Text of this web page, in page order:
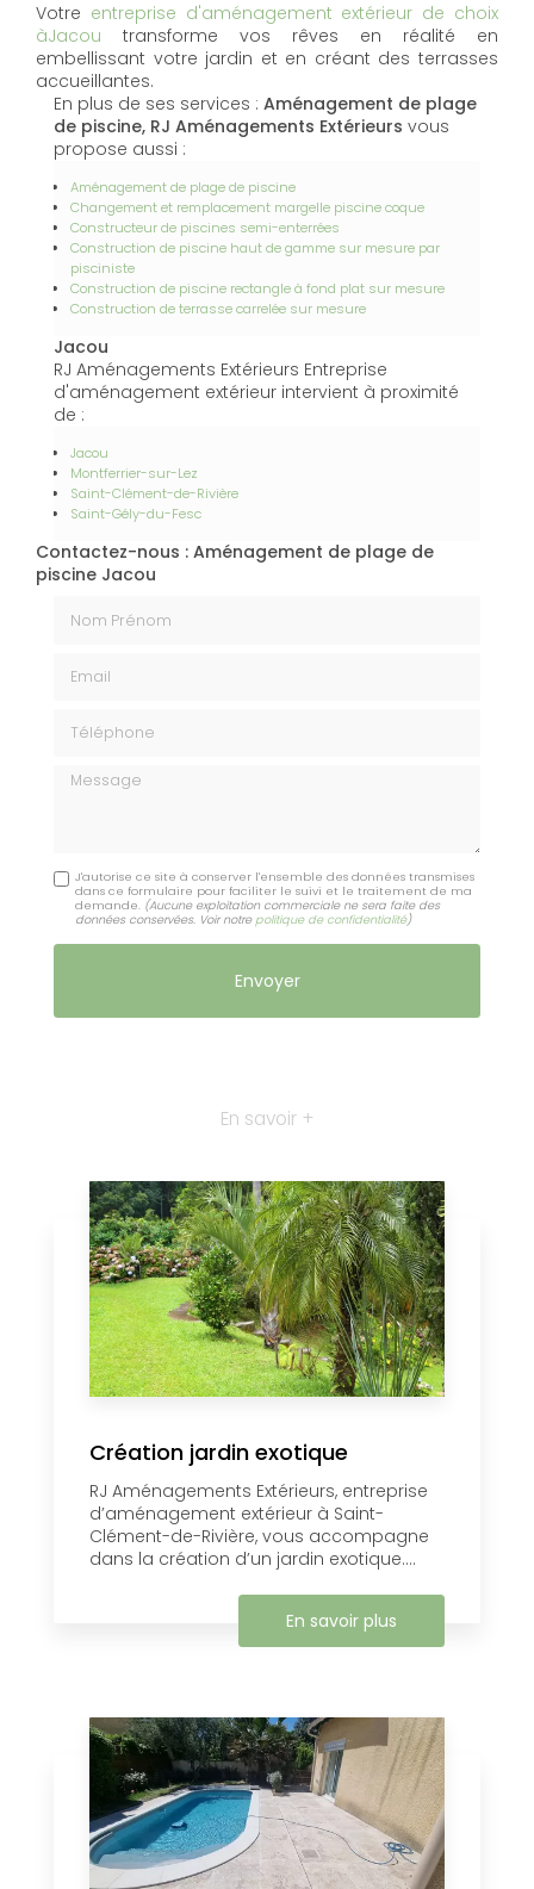
Votre entreprise d'aménagement extérieur de choix
àJacou transforme vos rêves en réalité en
embellissant votre jardin et en créant des terrasses
accueillantes.
En plus de ses services : Aménagement de plage
de piscine, RJ Aménagements Extérieurs vous
propose aussi :
Aménagement de plage de piscine
Changement et remplacement margelle piscine coque
Constructeur de piscines semi-enterrées
Construction de piscine haut de gamme sur mesure par
pisciniste
Construction de piscine rectangle à fond plat sur mesure
Construction de terrasse carrelée sur mesure
Jacou
RJ Aménagements Extérieurs Entreprise
d'aménagement extérieur intervient à proximité
de :
Jacou
Montferrier-sur-Lez
Saint-Clément-de-Rivière
Saint-Gély-du-Fesc
Contactez-nous : Aménagement de plage de
piscine Jacou
Message
J'autorise ce site à conserver l'ensemble des données transmises
dans ce formulaire pour faciliter le suivi et le traitement de ma
demande. (Aucune exploitation commerciale ne sera faite des
données conservées. Voir notre politique de confidentialité)
En savoir +
Création jardin exotique
RJ Aménagements Extérieurs, entreprise
d’aménagement extérieur à Saint-
Clément-de-Rivière, vous accompagne
dans la création d’un jardin exotique....
En savoir plus